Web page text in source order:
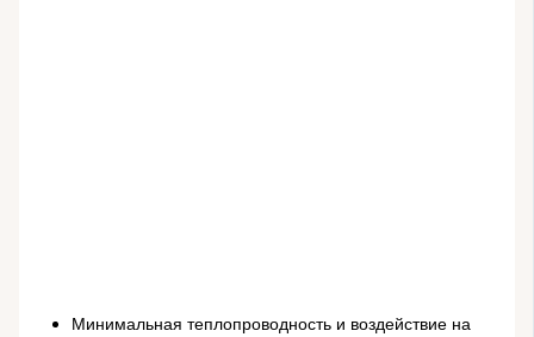
Минимальная теплопроводность и воздействие на